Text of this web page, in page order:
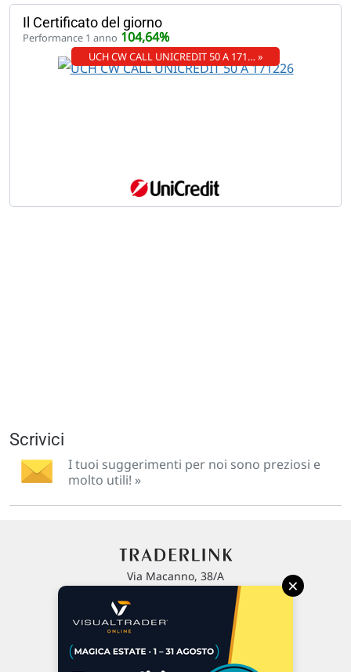
Il Certificato del giorno
Performance 1 anno 104,64%
UCH CW CALL UNICREDIT 50 A 171… »
Scrivici
I tuoi suggerimenti per noi sono preziosi e
molto utili! »
Via Macanno, 38/A
P.IVA 02 452 460 401
Chi siamo
×